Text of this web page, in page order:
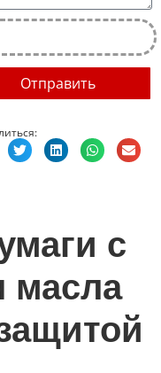
Отправить
с
масла